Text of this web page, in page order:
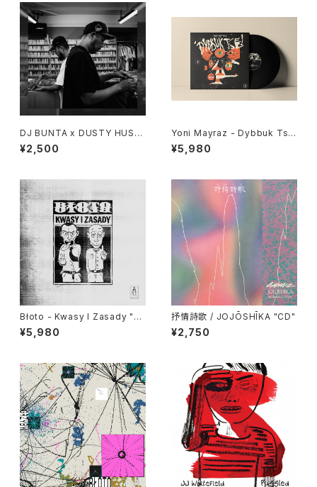
DJ BUNTA x DUSTY HUSK
Y - 47 CAMPiN DIGGiN "C
D"
¥2,500
Yoni Mayraz - Dybbuk Tse!
"LP"
¥5,980
Błoto - Kwasy I Zasady "L
P"
¥5,980
抒情詩歌 / JOJŌSHĪKA "CD"
¥2,750